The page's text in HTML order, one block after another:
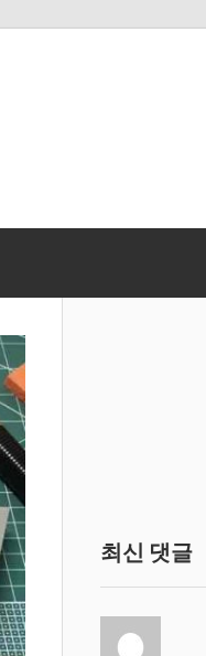
최신 댓글